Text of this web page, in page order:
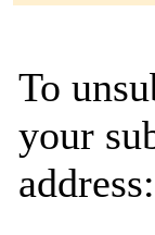
To
your
address: